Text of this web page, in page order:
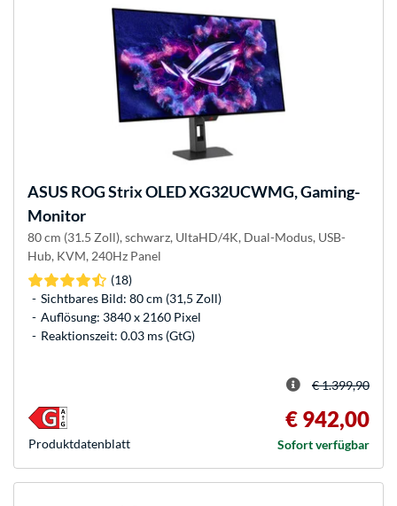
ASUS ROG Strix OLED XG32UCWMG, Gaming-
Monitor
80 cm (31.5 Zoll), schwarz, UltaHD/4K, Dual-Modus, USB-
Hub, KVM, 240Hz Panel
(18)
Sichtbares Bild: 80 cm (31,5 Zoll)
Auflösung: 3840 x 2160 Pixel
Reaktionszeit: 0.03 ms (GtG)
€ 1.399,90
€ 942,00
Sofort verfügbar
Produkt­datenblatt